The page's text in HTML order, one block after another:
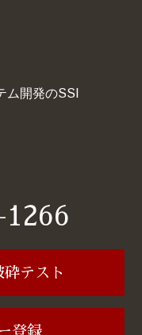
ム開発のSSI
テスト
登録